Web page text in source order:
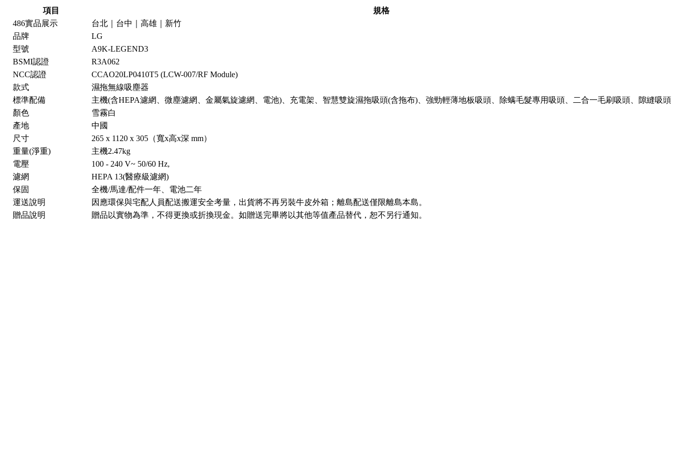
項目
規格
486實品展示
台北｜台中｜高雄｜新竹
品牌
LG
型號
A9K-LEGEND3
BSMI認證
R3A062
NCC認證
CCAO20LP0410T5 (LCW-007/RF Module)
款式
濕拖無線吸塵器
標準配備
主機(含HEPA濾網、微塵濾網、金屬氣旋濾網、電池)、充電架、智慧雙旋濕拖吸頭(含拖布)、強勁輕薄地板吸頭、除螨毛髮專用吸頭、二合一毛刷吸頭、隙縫吸頭
顏色
雪霧白
產地
中國
尺寸
265 x 1120 x 305（寬x高x深 mm）
重量(淨重)
主機2.47kg
電壓
100 - 240 V~ 50/60 Hz,
濾網
HEPA 13(醫療級濾網)
保固
全機/馬達/配件一年、電池二年
運送說明
因應環保與宅配人員配送搬運安全考量，出貨將不再另裝牛皮外箱；離島配送僅限離島本島。
贈品說明
贈品以實物為準，不得更換或折換現金。如贈送完畢將以其他等值產品替代，恕不另行通知。